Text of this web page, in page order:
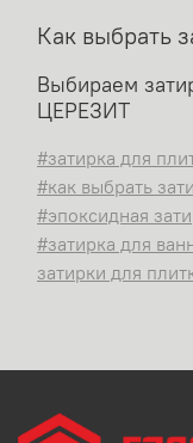
Как выбрать
Выбираем
ЦЕРЕЗИТ
#затирка для
#как выбрать
#эпоксидная
#затирка для
затирки для